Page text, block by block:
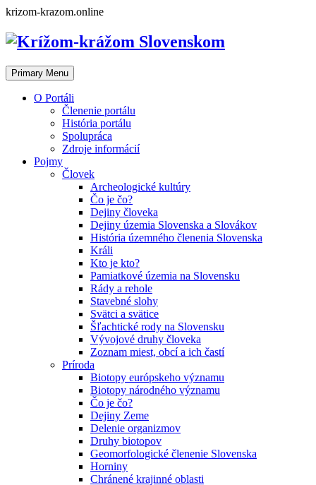
Skip
content
krizom-krazom.online
Primary Menu
O Portáli
Členenie portálu
História portálu
Spolupráca
Zdroje informácií
Pojmy
Človek
Archeologické kultúry
Čo je čo?
Dejiny človeka
Dejiny územia Slovenska a Slovákov
História územného členenia Slovenska
Králi
Kto je kto?
Pamiatkové územia na Slovensku
Rády a rehole
Stavebné slohy
Svätci a svätice
Šľachtické rody na Slovensku
Vývojové druhy človeka
Zoznam miest, obcí a ich častí
Príroda
Biotopy európskeho významu
Biotopy národného významu
Čo je čo?
Dejiny Zeme
Delenie organizmov
Druhy biotopov
Geomorfologické členenie Slovenska
Horniny
Chránené krajinné oblasti